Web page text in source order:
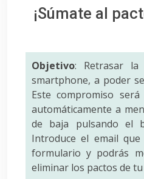
¡Súmate al
Objetivo: Retrasar la
smartphone, a poder
Este compromiso
automáticamente a
de baja pulsando el
Introduce el email
formulario y podrás
eliminar los pactos de